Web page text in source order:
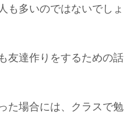
も多いのではないでしょ
友達作りをするための話
た場合には、クラスで勉